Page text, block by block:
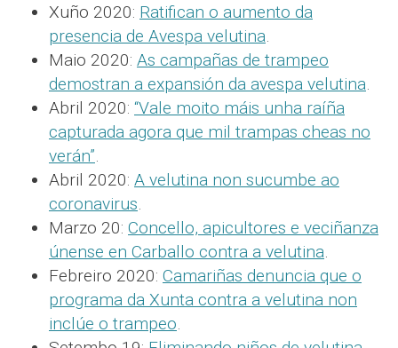
Xuño 2020: Ratifican o aumento da
presencia de Avespa velutina.
Maio 2020: As campañas de trampeo
demostran a expansión da avespa velutina.
Abril 2020: “Vale moito máis unha raíña
capturada agora que mil trampas cheas no
verán”.
Abril 2020: A velutina non sucumbe ao
coronavirus.
Marzo 20: Concello, apicultores e veciñanza
únense en Carballo contra a velutina.
Febreiro 2020: Camariñas denuncia que o
programa da Xunta contra a velutina non
inclúe o trampeo.